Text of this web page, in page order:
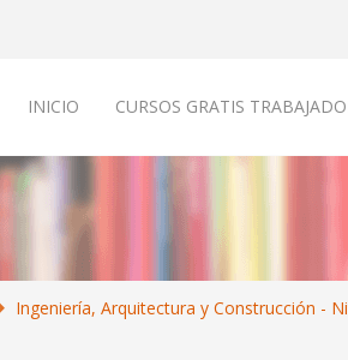
INICIO CURSOS GRATIS
Ingeniería, Arquitectura y Construcción -